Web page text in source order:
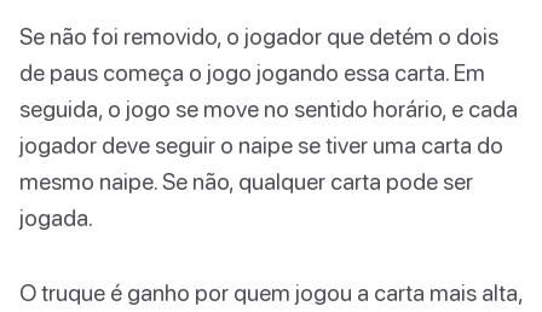
Se não foi removido, o jogador que detém o dois
de paus começa o jogo jogando essa carta. Em
seguida, o jogo se move no sentido horário, e cada
jogador deve seguir o naipe se tiver uma carta do
mesmo naipe. Se não, qualquer carta pode ser
jogada.
O truque é ganho por quem jogou a carta mais alta,